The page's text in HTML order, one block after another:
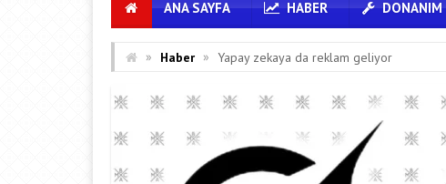
ANA SAYFA HABER DONANIM
» Haber » Yapay zekaya da reklam geliyor